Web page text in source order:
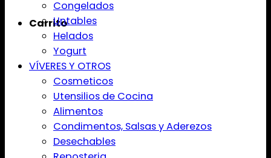
Carrito
Congelados
Untables
Helados
Yogurt
VÍVERES Y OTROS
Cosmeticos
Utensilios de Cocina
Alimentos
Condimentos, Salsas y Aderezos
Desechables